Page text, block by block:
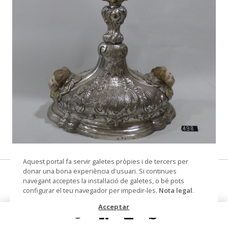
© Arxiu Fotogràfic del Consorci del Patrimoni de
Sitges
custòdia
Datació segle XVII
Aquest portal fa servir galetes pròpies i de tercers per
donar una bona experiència d'usuari. Si continues
navegant acceptes la instal·lació de galetes, o bé pots
configurar el teu navegador per impedir-les. Nota legal.
Acceptar